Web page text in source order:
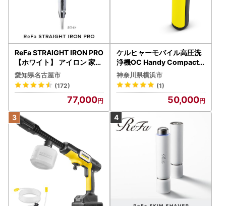
ReFa STRAIGHT IRON PRO
【ホワイト】 アイロン 家電
美容 リファ アイロン
愛知県名古屋市
(172)
77,000
ケルヒャーモバイル高圧洗
浄機OC Handy Compact
（ハンディエア） APV000
7
神奈川県横浜市
(1)
50,000